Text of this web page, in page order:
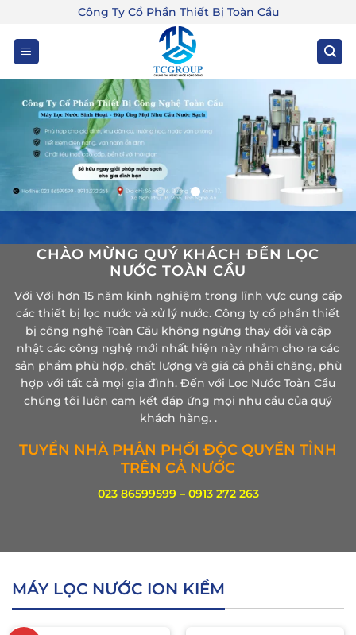
dung
Công Ty Cổ Phần Thiết Bị Toàn Cầu
CHÀO MỪNG QUÝ KHÁCH ĐẾN LỌC
NƯỚC TOÀN CẦU
Với Với hơn 15 năm kinh nghiệm trong lĩnh vực cung cấp
các thiết bị lọc nước và xử lý nước. Công ty cổ phần thiết
bị công nghệ Toàn Cầu không ngừng thay đổi và cập
nhật các công nghệ mới nhất hiện này nhằm cho ra các
sản phẩm phù hợp, chất lượng và giá cả phải chăng, phù
hợp với tất cả mọi gia đình. Đến với Lọc Nước Toàn Cầu
chúng tôi luôn cam kết đáp ứng mọi nhu cầu của quý
khách hàng. .
TUYỂN NHÀ PHÂN PHỐI ĐỘC QUYỀN TỈNH
TRÊN CẢ NƯỚC
023 86599599 – 0913 272 263
MÁY LỌC NƯỚC ION KIỀM